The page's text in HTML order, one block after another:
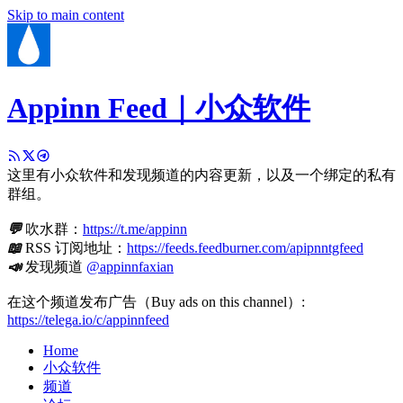
Skip to main content
Appinn Feed｜小众软件
这里有小众软件和发现频道的内容更新，以及一个绑定的私有
群组。
💬吹水群： https://t.me/appinn
📖RSS 订阅地址： https://feeds.feedburner.com/apipnntgfeed
📣发现频道 @appinnfaxian
在这个频道发布广告（Buy ads on this channel）:
https://telega.io/c/appinnfeed
Home
小众软件
频道